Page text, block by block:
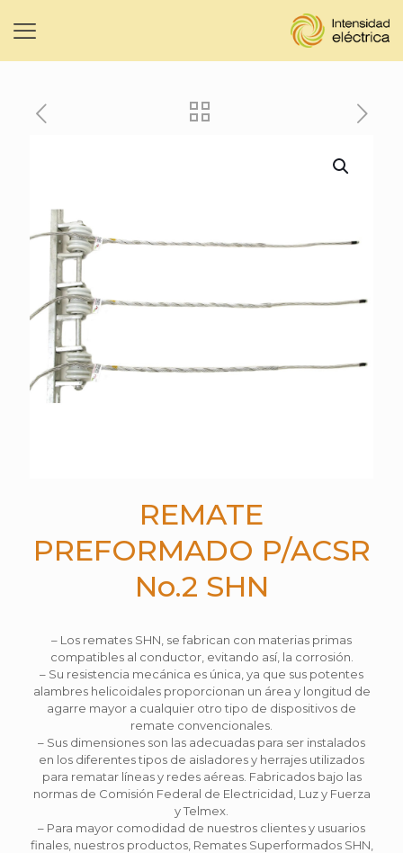
REMATE
PREFORMADO P/ACSR
No.2 SHN
– Los remates SHN, se fabrican con materias primas
compatibles al conductor, evitando así, la corrosión.
– Su resistencia mecánica es única, ya que sus potentes
alambres helicoidales proporcionan un área y longitud de
agarre mayor a cualquier otro tipo de dispositivos de
remate convencionales.
– Sus dimensiones son las adecuadas para ser instalados
en los diferentes tipos de aisladores y herrajes utilizados
para rematar líneas y redes aéreas. Fabricados bajo las
normas de Comisión Federal de Electricidad, Luz y Fuerza
y Telmex.
– Para mayor comodidad de nuestros clientes y usuarios
finales, nuestros productos, Remates Superformados SHN,